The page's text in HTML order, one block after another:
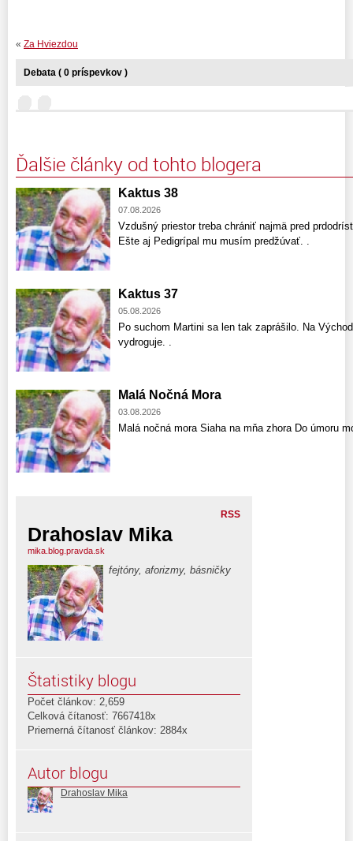
« Za Hviezdou
Debata ( 0 príspevkov )
Ďalšie články od tohto blogera
Kaktus 38
07.08.2026
Vzdušný priestor treba chrániť najmä pred
Ešte aj Pedigrípal mu musím predžúvať. .
Kaktus 37
05.08.2026
Po suchom Martini sa len tak zaprášilo. Na
vydroguje. .
Malá Nočná Mora
03.08.2026
Malá nočná mora Siaha na mňa zhora Do úmoru
RSS
Drahoslav Mika
mika.blog.pravda.sk
fejtóny, aforizmy, básničky
Štatistiky blogu
Počet článkov: 2,659
Celková čítanosť: 7667418x
Priemerná čítanosť článkov: 2884x
Autor blogu
Drahoslav Mika